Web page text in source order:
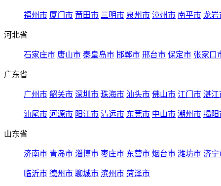
福州市 厦门市 莆田市 三明市 泉州市 漳州市 南平市 龙岩
河北省
石家庄市 唐山市 秦皇岛市 邯郸市 邢台市 保定市 张家口
广东省
广州市 韶关市 深圳市 珠海市 汕头市 佛山市 江门市 湛江
汕尾市 河源市 阳江市 清远市 东莞市 中山市 潮州市 揭阳
山东省
济南市 青岛市 淄博市 枣庄市 东营市 烟台市 潍坊市 济宁
临沂市 德州市 聊城市 滨州市 菏泽市